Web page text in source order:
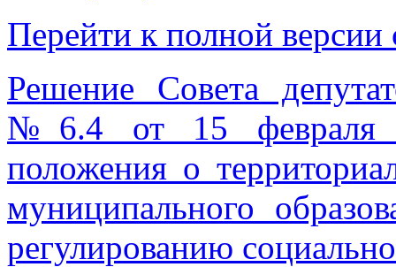
Перейти к полной версии
Решение Совета
№6.4 от 15 февраля
положения о
муниципального
регулированию